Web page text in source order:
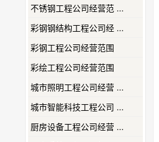
不锈钢工程公司经营范 ...
彩钢钢结构工程公司经 ...
彩钢工程公司经营范围
彩绘工程公司经营范围
城市照明工程公司经营 ...
城市智能科技工程公司 ...
厨房设备工程公司经营 ...